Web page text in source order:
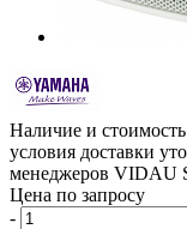
Наличие и
условия доставки
менеджеров VIDAU
Цена по запросу
-